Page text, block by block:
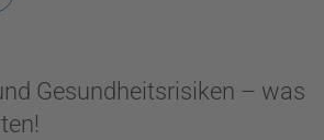
Gesundheitsrisiken – was